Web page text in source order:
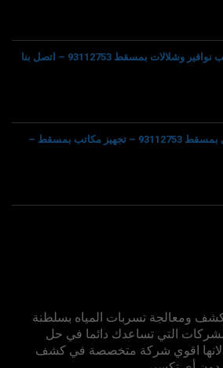
شركة تركيب نوافير وشلالات بمسقط 93112753 – اتصل بنا
اثاث مكتبى بمسقط 93112753 – تجهيز مكاتب بمسقط –
ومعالجة تسربات المياه بسلطنة
التي تساعدك دائما في حل
لانها اقوي شركة متخصصة في كشف